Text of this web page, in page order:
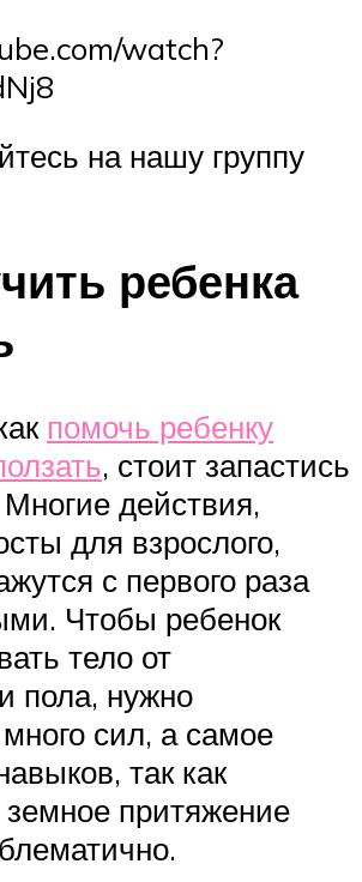
watch?
на нашу группу
ребенка
помочь ребенку
, стоит запастись
действия,
для взрослого,
с первого раза
Чтобы ребенок
тело от
пола, нужно
сил, а самое
так как
земное притяжение